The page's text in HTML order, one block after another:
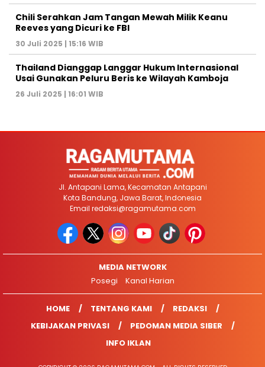
Chili Serahkan Jam Tangan Mewah Milik Keanu
Reeves yang Dicuri ke FBI
30 Juli 2025 | 15:16 WIB
Thailand Dianggap Langgar Hukum Internasional
Usai Gunakan Peluru Beris ke Wilayah Kamboja
26 Juli 2025 | 16:01 WIB
Jl. Antapani Lama, Kecamatan Antapani
Kota Bandung, Jawa Barat, Indonesia
Email redaksi@ragamutama.com
MEDIA NETWORK
Posegi
Kanal Harian
HOME TENTANG KAMI
REDAKSI
KEBIJAKAN PRIVASI
PEDOMAN MEDIA SIBER
INFO IKLAN